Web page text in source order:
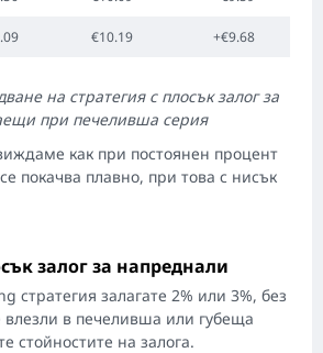
€10.19 +€9.68
на стратегия с плосък залог за
при печеливша серия
как при постоянен процент
покачва плавно, при това с нисък
залог за напреднали
стратегия залагате 2% или 3%, без
влезли в печеливша или губеща
стойностите на залога.